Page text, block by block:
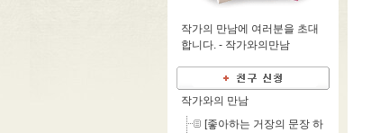
작가의 만남에 여러분을 초대
합니다. - 작가와의만남
작가와의 만남
[좋아하는 거장의 문장 하